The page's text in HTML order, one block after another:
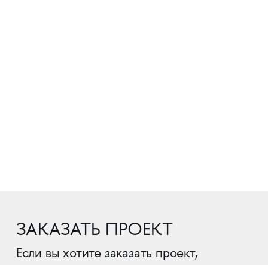
ЗАКАЗАТЬ ПРОЕКТ
Если вы хотите заказать проект,